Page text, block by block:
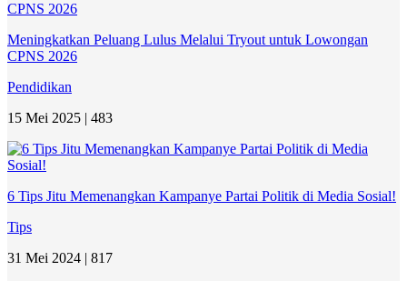
Meningkatkan Peluang Lulus Melalui Tryout untuk Lowongan
CPNS 2026
Pendidikan
15 Mei 2025 | 483
6 Tips Jitu Memenangkan Kampanye Partai Politik di Media Sosial!
Tips
31 Mei 2024 | 817